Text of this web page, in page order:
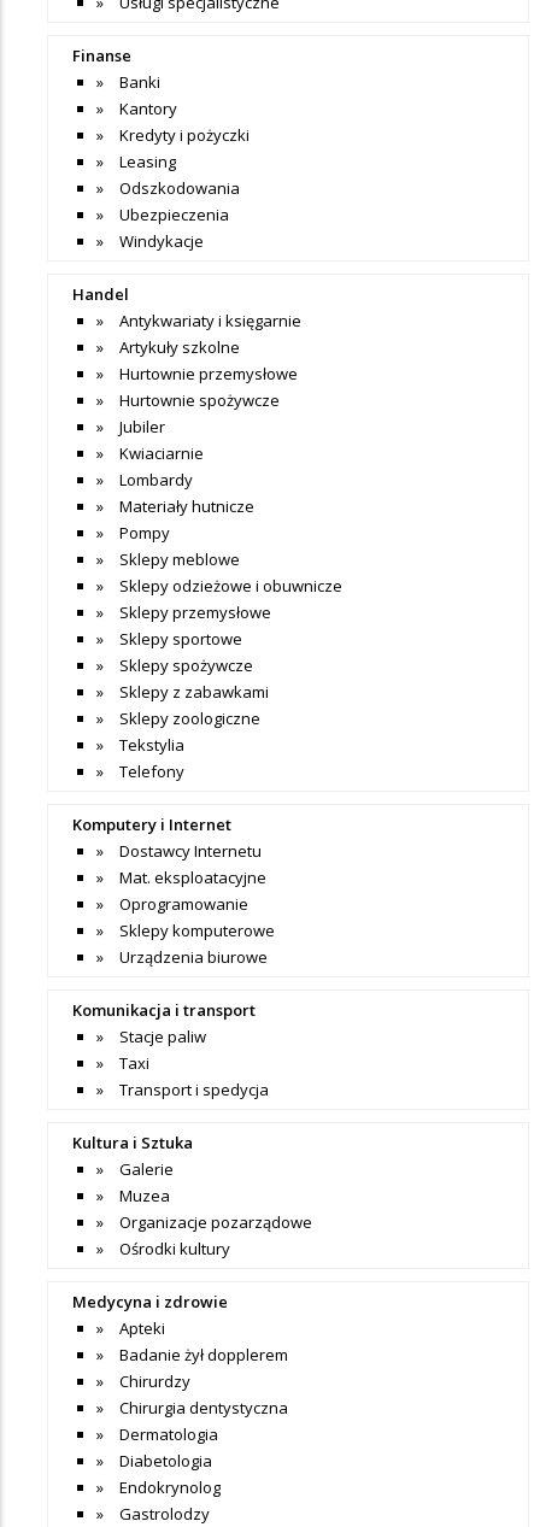
Finanse
Banki
Kantory
Kredyty i pożyczki
Leasing
Odszkodowania
Ubezpieczenia
Windykacje
Handel
Antykwariaty i księgarnie
Artykuły szkolne
Hurtownie przemysłowe
Hurtownie spożywcze
Jubiler
Kwiaciarnie
Lombardy
Materiały hutnicze
Pompy
Sklepy meblowe
Sklepy odzieżowe i obuwnicze
Sklepy przemysłowe
Sklepy sportowe
Sklepy spożywcze
Sklepy z zabawkami
Sklepy zoologiczne
Tekstylia
Telefony
Komputery i Internet
Dostawcy Internetu
Mat. eksploatacyjne
Oprogramowanie
Sklepy komputerowe
Urządzenia biurowe
Komunikacja i transport
Stacje paliw
Taxi
Transport i spedycja
Kultura i Sztuka
Galerie
Muzea
Organizacje pozarządowe
Ośrodki kultury
Medycyna i zdrowie
Apteki
Badanie żył dopplerem
Chirurdzy
Chirurgia dentystyczna
Dermatologia
Diabetologia
Endokrynolog
Gastrolodzy